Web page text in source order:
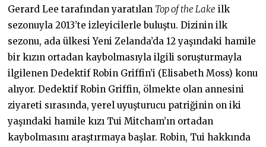
Gerard Lee tarafından yaratılan Top of the Lake ilk
sezonuyla 2013’te izleyicilerle buluştu. Dizinin ilk
sezonu, ada ülkesi Yeni Zelanda’da 12 yaşındaki hamile
bir kızın ortadan kaybolmasıyla ilgili soruşturmayla
ilgilenen Dedektif Robin Griffin’i (Elisabeth Moss) konu
alıyor. Dedektif Robin Griffin, ölmekte olan annesini
ziyareti sırasında, yerel uyuşturucu patriğinin on iki
yaşındaki hamile kızı Tui Mitcham’ın ortadan
kaybolmasını araştırmaya başlar. Robin, Tui hakkında